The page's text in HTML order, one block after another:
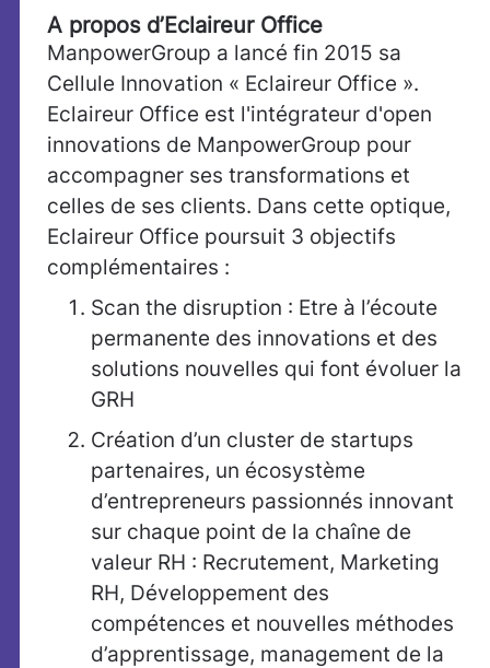
A propos d’Eclaireur Office
ManpowerGroup a lancé fin 2015 sa
Cellule Innovation « Eclaireur Office ».
Eclaireur Office est l'intégrateur d'open
innovations de ManpowerGroup pour
accompagner ses transformations et
celles de ses clients. Dans cette optique,
Eclaireur Office poursuit 3 objectifs
complémentaires :
Scan the disruption : Etre à l’écoute
permanente des innovations et des
solutions nouvelles qui font évoluer la
GRH
Création d’un cluster de startups
partenaires, un écosystème
d’entrepreneurs passionnés innovant
sur chaque point de la chaîne de
valeur RH : Recrutement, Marketing
RH, Développement des
compétences et nouvelles méthodes
d’apprentissage, management de la